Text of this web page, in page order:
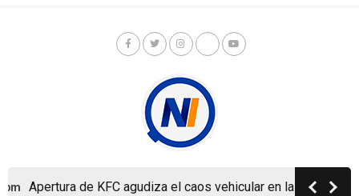
Apertura de KFC agudiza el caos vehicular en la ya